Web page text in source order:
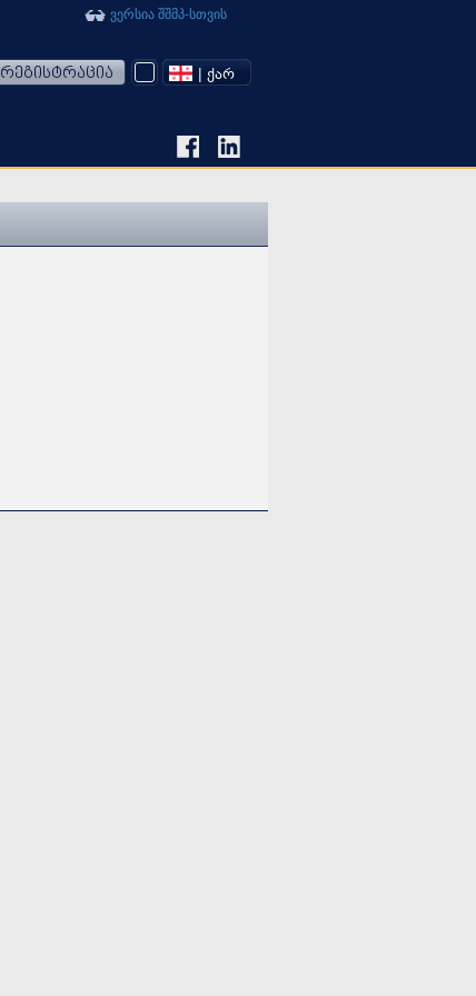
ვერსია შშმპ-სთვის
რეგისტრაცია | ᲥᲐᲠ